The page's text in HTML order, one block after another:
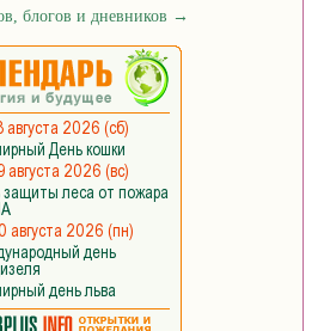
блогов и дневников →